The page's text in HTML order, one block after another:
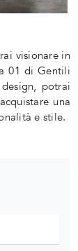
visionare in
01 di Gentili
potrai
una
e stile.